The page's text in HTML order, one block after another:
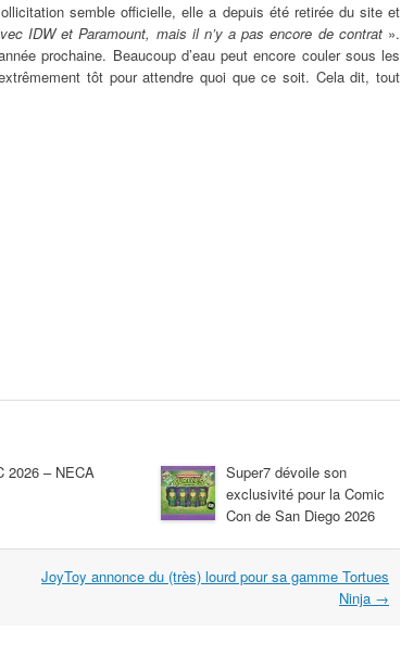
semble officielle, elle a depuis été retirée du site et
IDW et Paramount, mais il n’y a pas encore de contrat ».
prochaine. Beaucoup d’eau peut encore couler sous les
tôt pour attendre quoi que ce soit. Cela dit, tout
2026 – NECA
Super7 dévoile son
exclusivité pour la Comic
Con de San Diego 2026
JoyToy annonce du (très) lourd pour sa gamme Tortues
Ninja →